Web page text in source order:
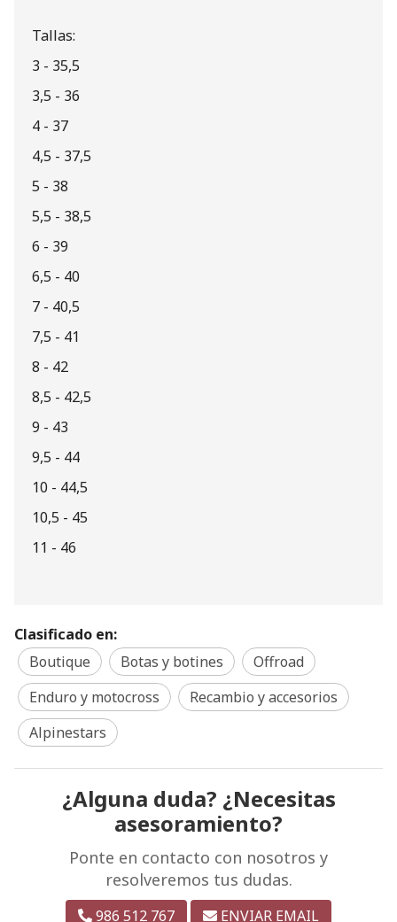
Tallas:
3 - 35,5
3,5 - 36
4 - 37
4,5 - 37,5
5 - 38
5,5 - 38,5
6 - 39
6,5 - 40
7 - 40,5
7,5 - 41
8 - 42
8,5 - 42,5
9 - 43
9,5 - 44
10 - 44,5
10,5 - 45
11 - 46
Clasificado en:
Boutique
Botas y botines
Offroad
Enduro y motocross
Recambio y accesorios
Alpinestars
¿Alguna duda? ¿Necesitas
asesoramiento?
Ponte en contacto con nosotros y
resolveremos tus dudas.
986 512 767 ENVIAR EMAIL